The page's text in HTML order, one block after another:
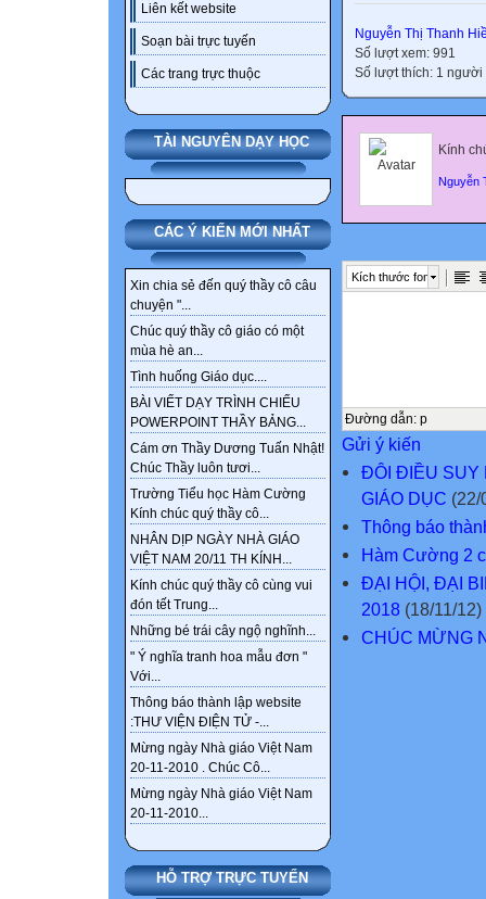
Liên kết website
Soạn bài trực tuyến
Các trang trực thuộc
TÀI NGUYÊN DẠY HỌC
CÁC Ý KIẾN MỚI NHẤT
Xin chia sẻ đến quý thầy cô câu
chuyện "...
Chúc quý thầy cô giáo có một
mùa hè an...
Tình huống Giáo dục....
BÀI VIẾT DẠY TRÌNH CHIẾU
POWERPOINT THẦY BẢNG...
Cám ơn Thầy Dương Tuấn Nhật!
Chúc Thầy luôn tươi...
Trường Tiểu học Hàm Cường
Kính chúc quý thầy cô...
NHÂN DỊP NGÀY NHÀ GIÁO
VIỆT NAM 20/11 TH KÍNH...
Kính chúc quý thầy cô cùng vui
đón tết Trung...
Những bé trái cây ngộ nghĩnh...
" Ý nghĩa tranh hoa mẫu đơn "
Với...
Thông báo thành lập website
:THƯ VIỆN ĐIỆN TỬ -...
Mừng ngày Nhà giáo Việt Nam
20-11-2010 . Chúc Cô...
Mừng ngày Nhà giáo Việt Nam
20-11-2010...
HỖ TRỢ TRỰC TUYẾN
Nguyễn Thị Thanh
Số lượt xem: 991
Số lượt thích: 1 người
Kính
Nguyễn
Kích thước font
Đường dẫn: p
Gửi ý kiến
ĐÔI ĐIỀU SUY
GIÁO DỤC (22/
Thông báo
Hàm Cường 2
ĐẠI HỘI, ĐẠI
2018 (18/11/12)
CHÚC MỪNG